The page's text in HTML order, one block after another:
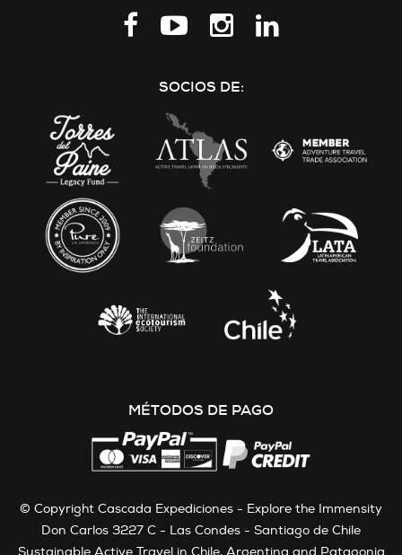
Síguenos
SOCIOS DE:
MÉTODOS DE PAGO
© Copyright Cascada Expediciones - Explore the Immensity
Don Carlos 3227 C - Las Condes - Santiago de Chile